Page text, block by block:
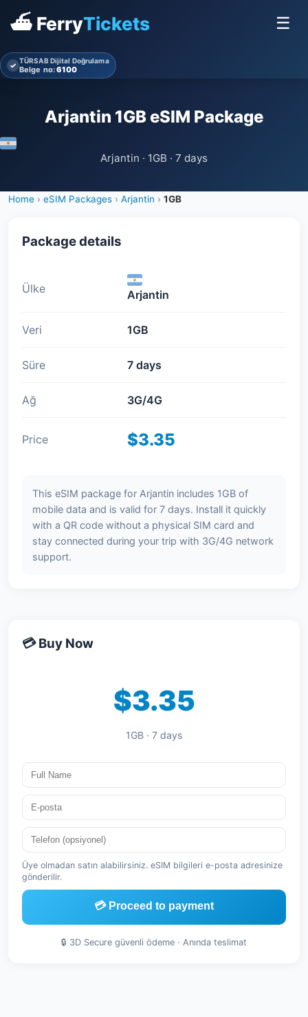
⛴ FerryTickets ☰
✓ TÜRSAB Dijital Doğrulama
Belge no:6100
Arjantin 1GB eSIM Package
Arjantin · 1GB · 7 days
Home › eSIM Packages › Arjantin › 1GB
Package details
Ülke Arjantin
Veri 1GB
Süre 7 days
Ağ 3G/4G
Price $3.35
This eSIM package for Arjantin includes 1GB of
mobile data and is valid for 7 days. Install it quickly
with a QR code without a physical SIM card and
stay connected during your trip with 3G/4G network
support.
💳 Buy Now
$3.35
1GB · 7 days
Üye olmadan satın alabilirsiniz. eSIM bilgileri e-posta adresinize
gönderilir.
💳 Proceed to payment
🔒 3D Secure güvenli ödeme · Anında teslimat